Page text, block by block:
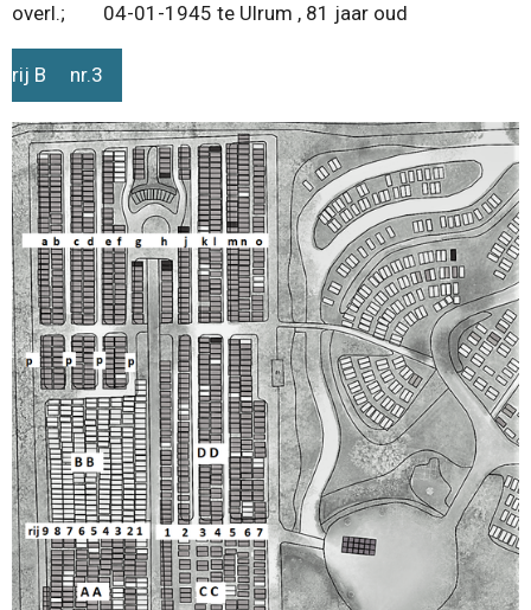
overl.; 04-01-1945 te Ulrum , 81 jaar oud
rij B nr.3